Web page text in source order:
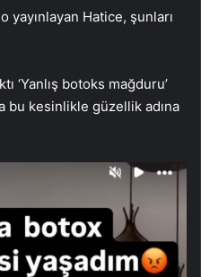
yayınlayan Hatice, şunları
‘Yanlış botoks mağduru’
bu kesinlikle güzellik adına